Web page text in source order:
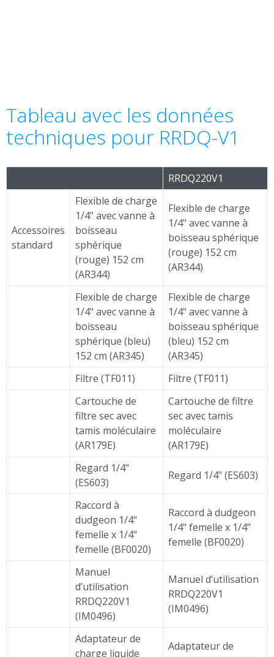
Tableau avec les données
techniques pour RRDQ-V1
RRDQ220V1
Accessoires
standard
Flexible de charge
1/4" avec vanne à
boisseau
sphérique
(rouge) 152 cm
(AR344)
Flexible de charge
1/4" avec vanne à
boisseau sphérique
(rouge) 152 cm
(AR344)
Flexible de charge
1/4" avec vanne à
boisseau
sphérique (bleu)
152 cm (AR345)
Flexible de charge
1/4" avec vanne à
boisseau sphérique
(bleu) 152 cm
(AR345)
Filtre (TF011)
Filtre (TF011)
Cartouche de
filtre sec avec
tamis moléculaire
(AR179E)
Cartouche de filtre
sec avec tamis
moléculaire
(AR179E)
Regard 1/4"
(ES603)
Regard 1/4" (ES603)
Raccord à
dudgeon 1/4"
femelle x 1/4"
femelle (BF0020)
Raccord à dudgeon
1/4" femelle x 1/4"
femelle (BF0020)
Manuel
d’utilisation
RRDQ220V1
(IM0496)
Manuel d’utilisation
RRDQ220V1
(IM0496)
Adaptateur de
charge liquide
Adaptateur de